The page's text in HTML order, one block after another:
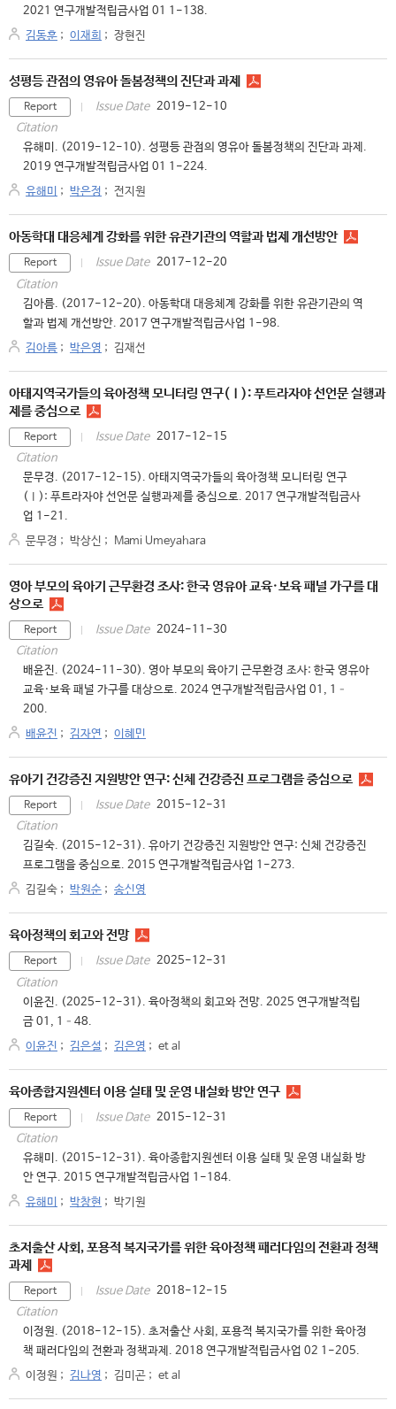
2021 연구개발적립금사업 01 1-138.
김동훈 ; 이재희 ; 장현진
성평등 관점의 영유아 돌봄정책의 진단과 과제
Report Issue Date 2019-12-10
Citation
유해미. (2019-12-10). 성평등 관점의 영유아 돌봄정책의 진단과 과제.
2019 연구개발적립금사업 01 1-224.
유해미 ; 박은정 ; 전지원
아동학대 대응체계 강화를 위한 유관기관의 역할과 법제 개선방안
Report Issue Date 2017-12-20
Citation
김아름. (2017-12-20). 아동학대 대응체계 강화를 위한 유관기관의 역
할과 법제 개선방안. 2017 연구개발적립금사업 1-98.
김아름 ; 박은영 ; 김재선
아태지역국가들의 육아정책 모니터링 연구(Ⅰ): 푸트라자야 선언문 실행과
제를 중심으로
Report Issue Date 2017-12-15
Citation
문무경. (2017-12-15). 아태지역국가들의 육아정책 모니터링 연구
(Ⅰ): 푸트라자야 선언문 실행과제를 중심으로. 2017 연구개발적립금사
업 1-21.
문무경 ; 박상신 ; Mami Umeyahara
영아 부모의 육아기 근무환경 조사: 한국 영유아 교육·보육 패널 가구를 대
상으로
Report Issue Date 2024-11-30
Citation
배윤진. (2024-11-30). 영아 부모의 육아기 근무환경 조사: 한국 영유아
교육·보육 패널 가구를 대상으로. 2024 연구개발적립금사업 01, 1–
200.
배윤진 ; 김자연 ; 이혜민
유아기 건강증진 지원방안 연구: 신체 건강증진 프로그램을 중심으로
Report Issue Date 2015-12-31
Citation
김길숙. (2015-12-31). 유아기 건강증진 지원방안 연구: 신체 건강증진
프로그램을 중심으로. 2015 연구개발적립금사업 1-273.
김길숙 ; 박원순 ; 송신영
육아정책의 회고와 전망
Report Issue Date 2025-12-31
Citation
이윤진. (2025-12-31). 육아정책의 회고와 전망. 2025 연구개발적립
금 01, 1–48.
이윤진 ; 김은설 ; 김은영 ; et al
육아종합지원센터 이용 실태 및 운영 내실화 방안 연구
Report Issue Date 2015-12-31
Citation
유해미. (2015-12-31). 육아종합지원센터 이용 실태 및 운영 내실화 방
안 연구. 2015 연구개발적립금사업 1-184.
유해미 ; 박창현 ; 박기원
초저출산 사회, 포용적 복지국가를 위한 육아정책 패러다임의 전환과 정책
과제
Report Issue Date 2018-12-15
Citation
이정원. (2018-12-15). 초저출산 사회, 포용적 복지국가를 위한 육아정
책 패러다임의 전환과 정책과제. 2018 연구개발적립금사업 02 1-205.
이정원 ; 김나영 ; 김미곤 ; et al